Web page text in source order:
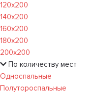
120x200
140х200
160х200
180х200
200х200
По количеству мест
Односпальные
Полутороспальные